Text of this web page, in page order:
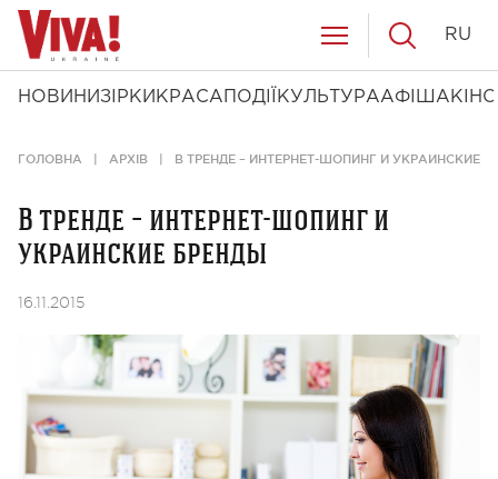
НОВИНИ ЗІРКИ КРАСА ПОДІЇ КУЛЬТУРААФІША КІНО
RU
ГОЛОВНА АРХІВ В ТРЕНДЕ – ИНТЕРНЕТ-ШОПИНГ И УКРАИНСКИЕ
В тренде – интернет-шопинг и
украинские бренды
16.11.2015